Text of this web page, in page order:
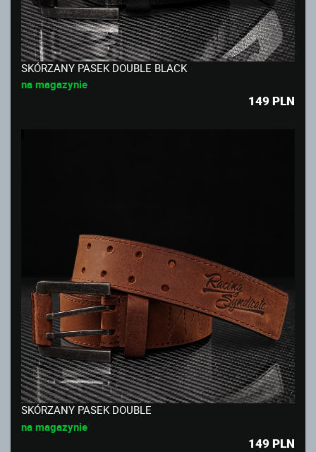
SKÓRZANY PASEK DOUBLE BLACK
na magazynie
149 PLN
SKÓRZANY PASEK DOUBLE
na magazynie
149 PLN